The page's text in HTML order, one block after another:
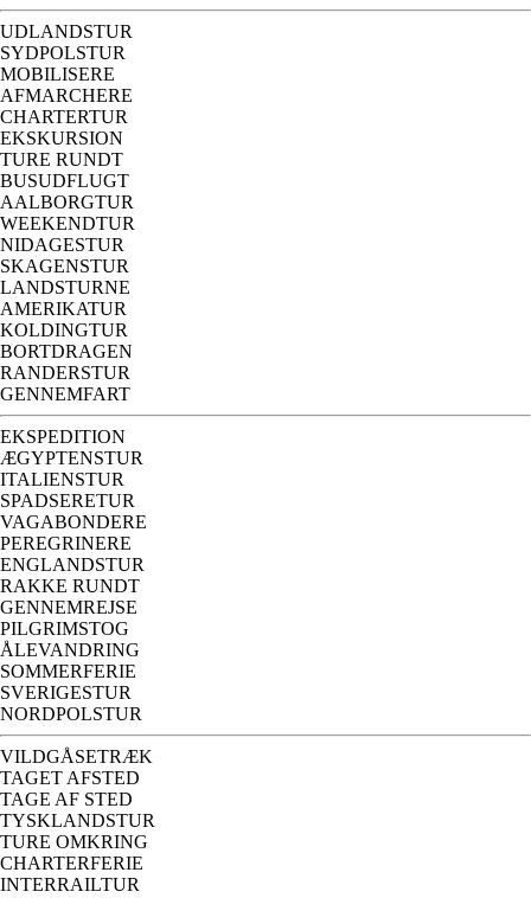
UDLANDSTUR
SYDPOLSTUR
MOBILISERE
AFMARCHERE
CHARTERTUR
EKSKURSION
TURE RUNDT
BUSUDFLUGT
AALBORGTUR
WEEKENDTUR
NIDAGESTUR
SKAGENSTUR
LANDSTURNE
AMERIKATUR
KOLDINGTUR
BORTDRAGEN
RANDERSTUR
GENNEMFART
EKSPEDITION
ÆGYPTENSTUR
ITALIENSTUR
SPADSERETUR
VAGABONDERE
PEREGRINERE
ENGLANDSTUR
RAKKE RUNDT
GENNEMREJSE
PILGRIMSTOG
ÅLEVANDRING
SOMMERFERIE
SVERIGESTUR
NORDPOLSTUR
VILDGÅSETRÆK
TAGET AFSTED
TAGE AF STED
TYSKLANDSTUR
TURE OMKRING
CHARTERFERIE
INTERRAILTUR